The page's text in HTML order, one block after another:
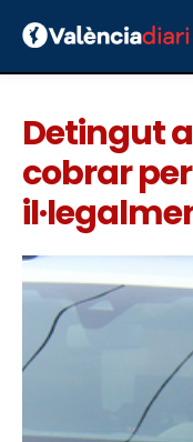
Detingut
cobrar